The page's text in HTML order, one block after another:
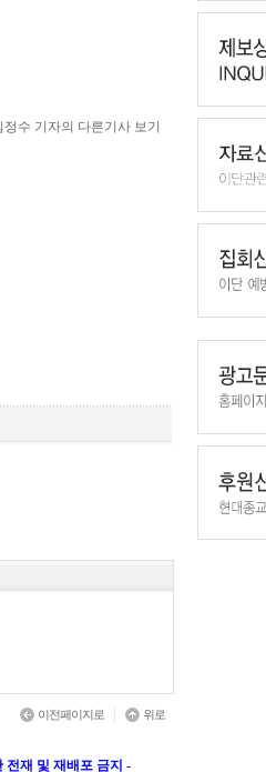
수 기자의 다른기사 보기
이전페이지로 | 위로
재 및 재배포 금지 -